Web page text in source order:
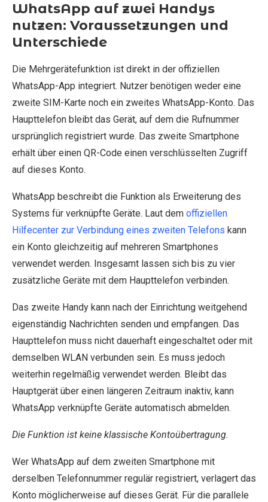
WhatsApp auf zwei Handys
nutzen: Voraussetzungen und
Unterschiede
Die Mehrgerätefunktion ist direkt in der offiziellen
WhatsApp-App integriert. Nutzer benötigen weder eine
zweite SIM-Karte noch ein zweites WhatsApp-Konto. Das
Haupttelefon bleibt das Gerät, auf dem die Rufnummer
ursprünglich registriert wurde. Das zweite Smartphone
erhält über einen QR-Code einen verschlüsselten Zugriff
auf dieses Konto.
WhatsApp beschreibt die Funktion als Erweiterung des
Systems für verknüpfte Geräte. Laut dem offiziellen
Hilfecenter zur Verbindung eines zweiten Telefons kann
ein Konto gleichzeitig auf mehreren Smartphones
verwendet werden. Insgesamt lassen sich bis zu vier
zusätzliche Geräte mit dem Haupttelefon verbinden.
Das zweite Handy kann nach der Einrichtung weitgehend
eigenständig Nachrichten senden und empfangen. Das
Haupttelefon muss nicht dauerhaft eingeschaltet oder mit
demselben WLAN verbunden sein. Es muss jedoch
weiterhin regelmäßig verwendet werden. Bleibt das
Hauptgerät über einen längeren Zeitraum inaktiv, kann
WhatsApp verknüpfte Geräte automatisch abmelden.
Die Funktion ist keine klassische Kontoübertragung.
Wer WhatsApp auf dem zweiten Smartphone mit
derselben Telefonnummer regulär registriert, verlagert das
Konto möglicherweise auf dieses Gerät. Für die parallele